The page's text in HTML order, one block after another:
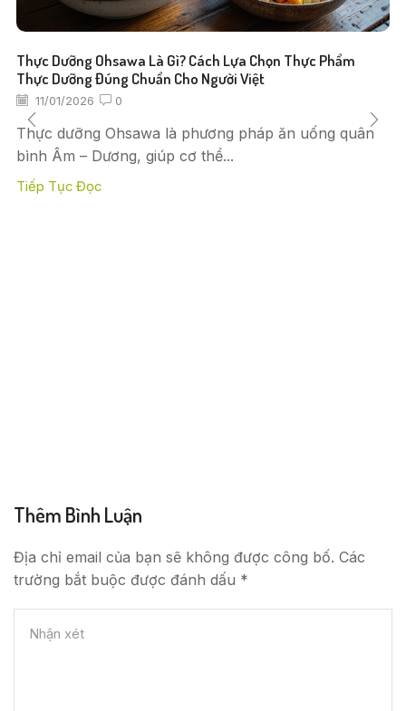
Thực Dưỡng Ohsawa Là Gì? Cách Lựa Chọn Thực Phẩm
Thực Dưỡng Đúng Chuẩn Cho Người Việt
11/01/2026 0
Thực dưỡng Ohsawa là phương pháp ăn uống quân
bình Âm – Dương, giúp cơ thể...
Tiếp Tục Đọc
Thêm Bình Luận
Địa chỉ email của bạn sẽ không được công bố. Các
trường bắt buộc được đánh dấu *